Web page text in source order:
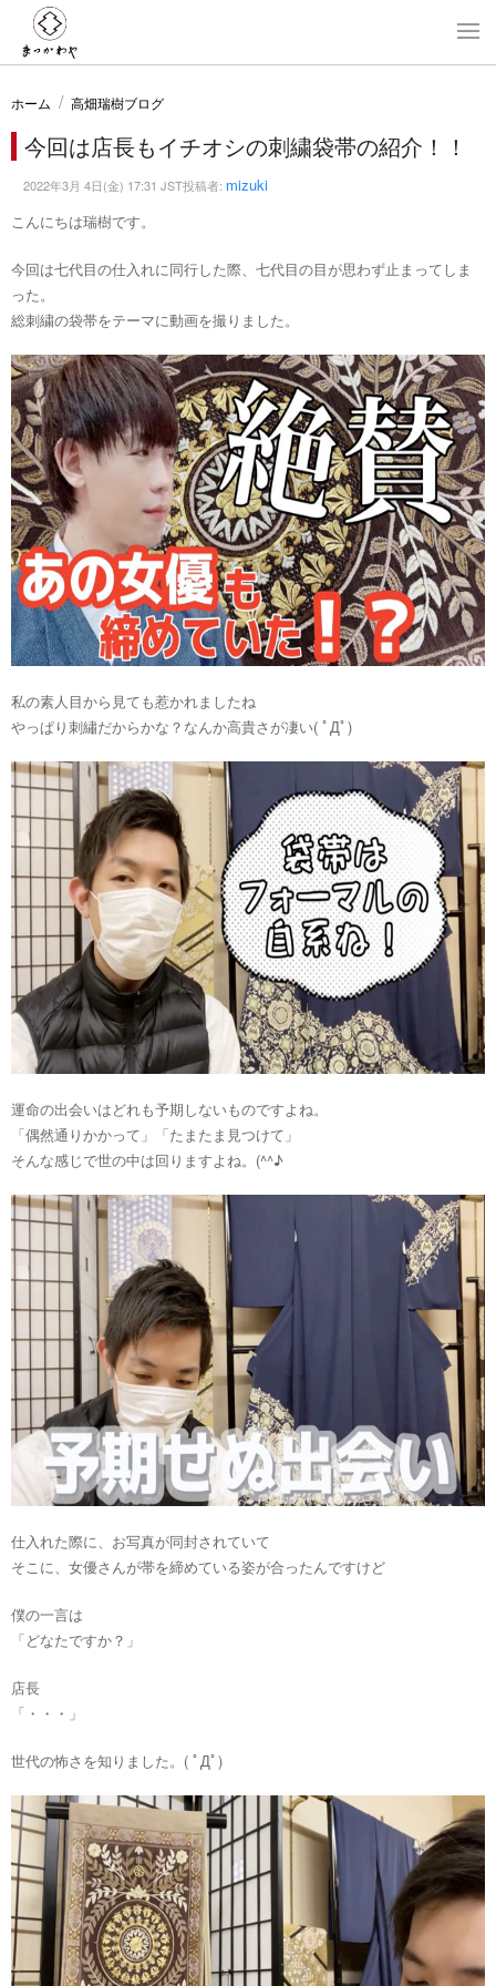
ホーム 高畑瑞樹ブログ
今回は店長もイチオシの刺繍袋帯の紹介！！
2022年3月 4日(金) 17:31 JST投稿者: mizuki
こんにちは瑞樹です。
今回は七代目の仕入れに同行した際、七代目の目が思わず止まってしま
った。
総刺繍の袋帯をテーマに動画を撮りました。
私の素人目から見ても惹かれましたね
やっぱり刺繡だからかな？なんか高貴さが凄い( ﾟДﾟ)​​​​​​
運命の出会いはどれも予期しないものですよね。
「偶然通りかかって」「たまたま見つけて」
そんな感じで世の中は回りますよね。(^^♪
仕入れた際に、お写真が同封されていて
そこに、女優さんが帯を締めている姿が合ったんですけど
僕の一言は
「どなたですか？」
店長
「・・・」
世代の怖さを知りました。( ﾟДﾟ)